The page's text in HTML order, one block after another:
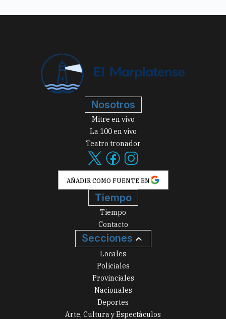
Nosotros
Mitre en vivo
La 100 en vivo
Teatro tronador
AÑADIR COMO FUENTE EN
Tiempo
Tiempo
Contacto
Secciones
Locales
Policiales
Provinciales
Nacionales
Deportes
Arte, Cultura y Espectáculos